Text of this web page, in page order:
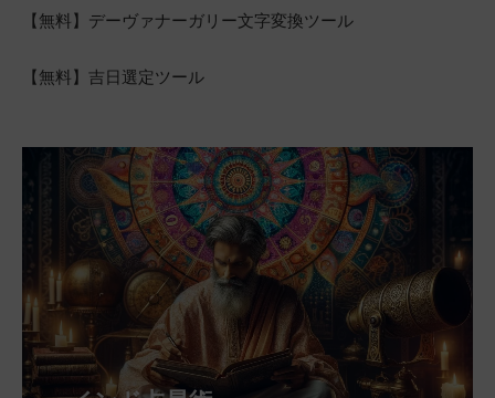
【無料】デーヴァナーガリー文字変換ツール
【無料】吉日選定ツール